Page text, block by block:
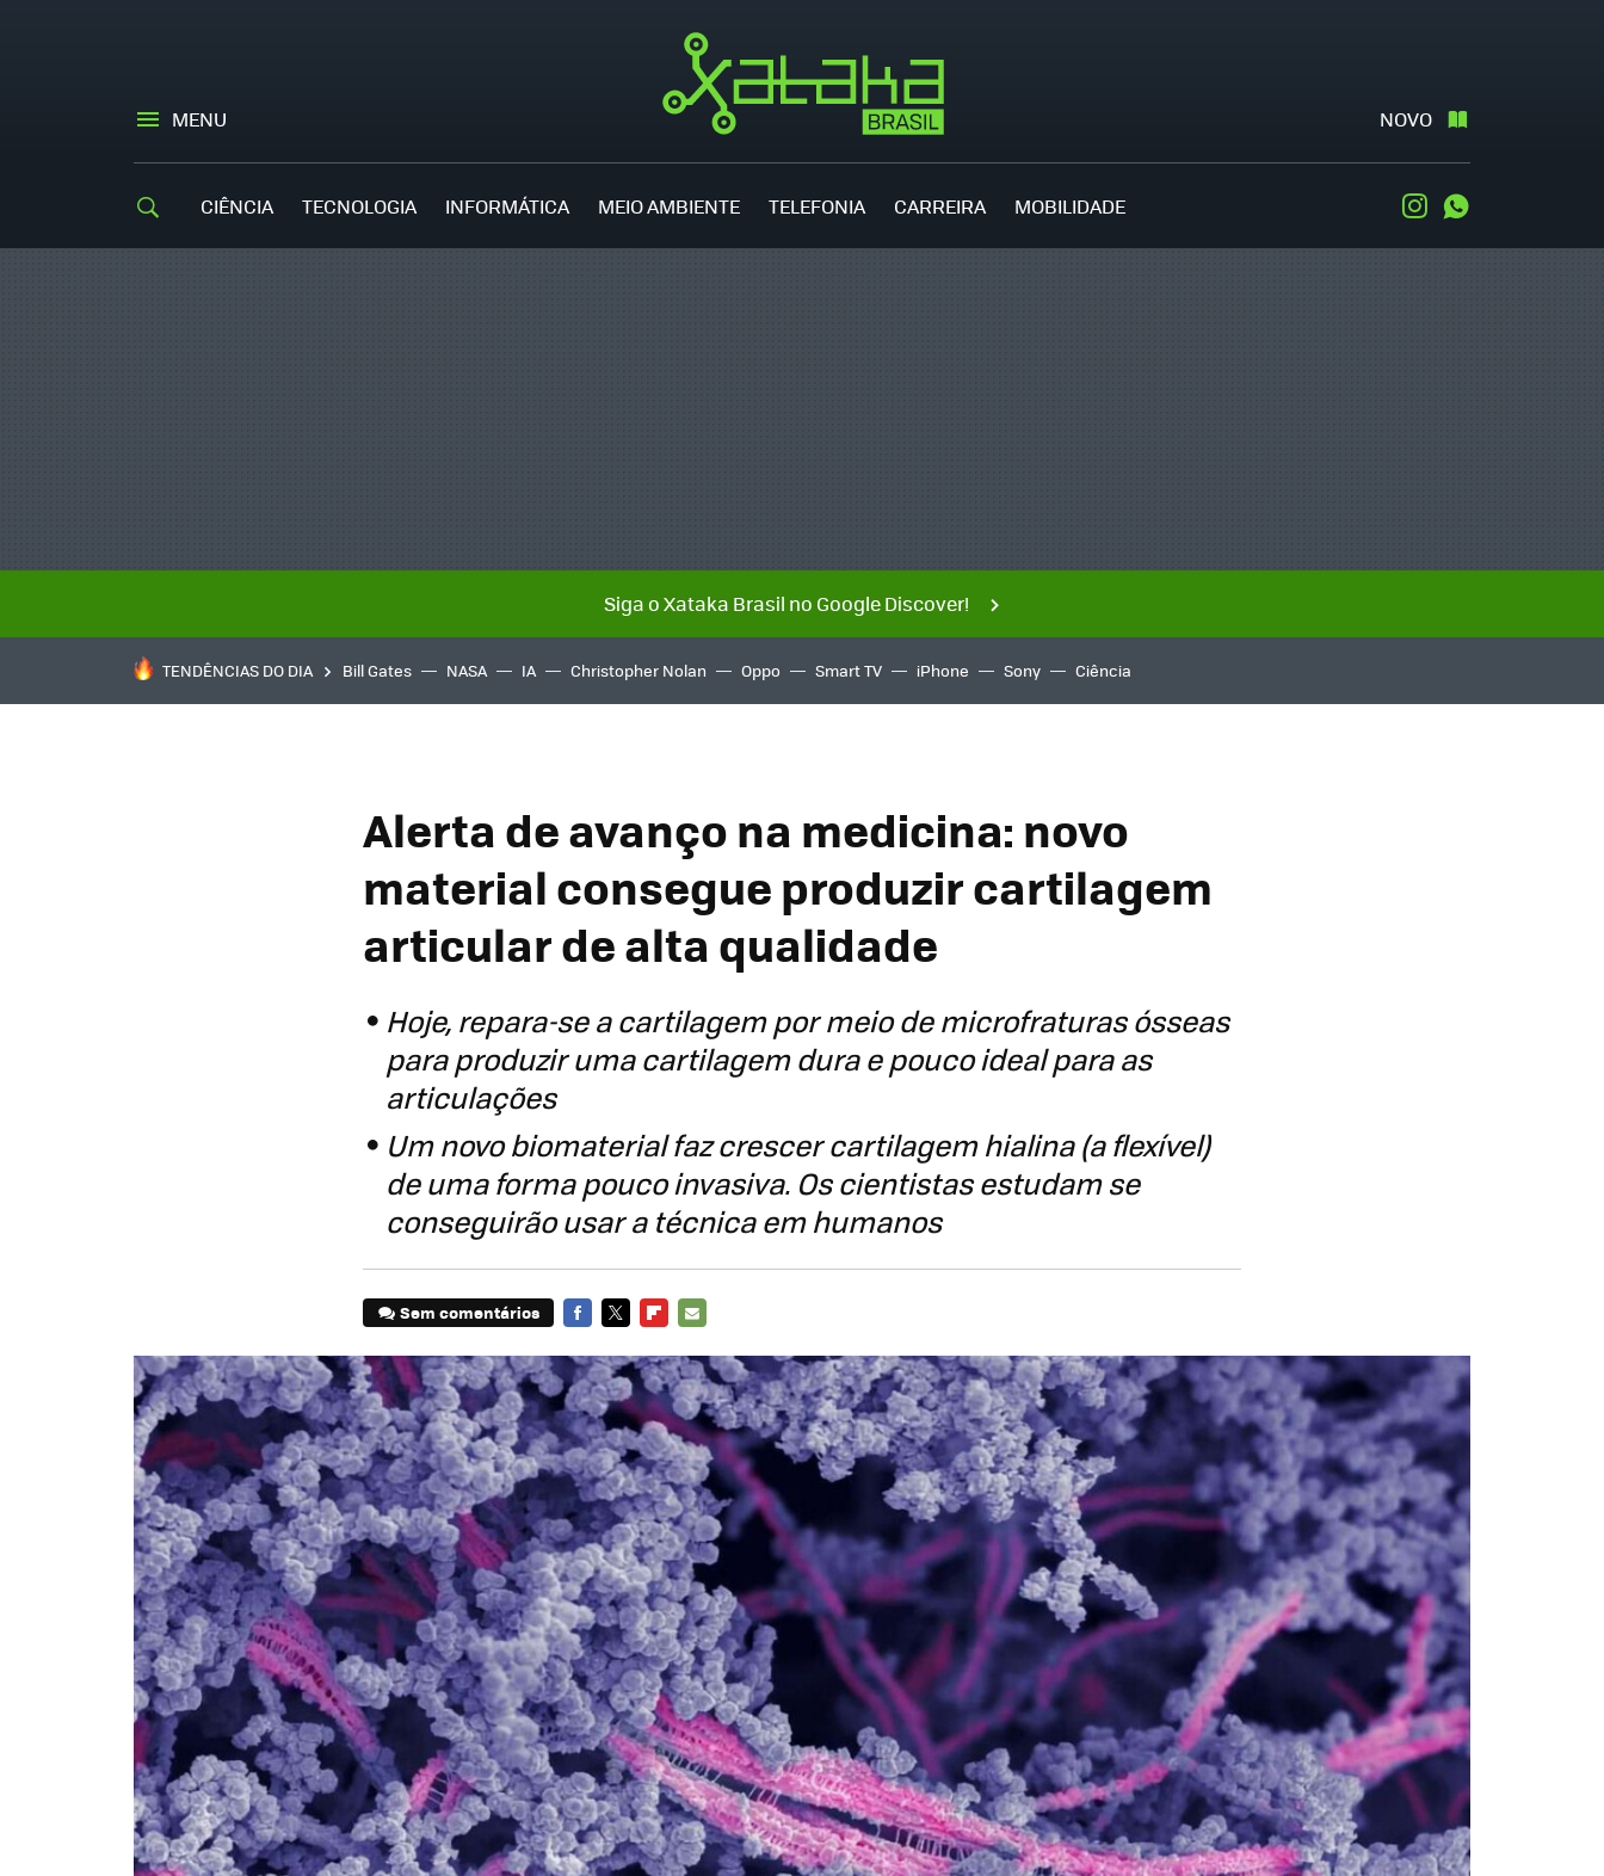
MENU NOVO
CIÊNCIA TECNOLOGIA INFORMÁTICA MEIO AMBIENTE TELEFONIA CARREIRA MOBILIDADE Instagram
Siga o Xataka Brasil no Google Discover!
TENDÊNCIAS DO DIA Bill Gates NASA IA Christopher Nolan Oppo Smart TV iPhone Sony Ciência
Alerta de avanço na medicina: novo
material consegue produzir cartilagem
articular de alta qualidade
Hoje, repara-se a cartilagem por meio de microfraturas ósseas
para produzir uma cartilagem dura e pouco ideal para as
articulações
Um novo biomaterial faz crescer cartilagem hialina (a flexível)
de uma forma pouco invasiva. Os cientistas estudam se
conseguirão usar a técnica em humanos
Sem comentários
MAIL